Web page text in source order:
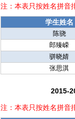
注：本表只按姓名拼音
学生姓名
陈骁
郎臻嵘
骈晓婧
张思淇
2015-
注：本表只按姓名拼音